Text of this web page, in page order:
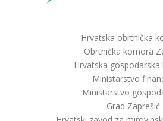
Hrvatska obrtnička
Obrtnička komora
Hrvatska
Ministarstvo
Ministarstvo
Grad Zaprešić